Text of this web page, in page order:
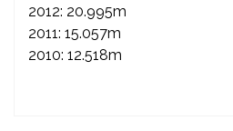
2012: 20.995m
2011: 15.057m
2010: 12.518m